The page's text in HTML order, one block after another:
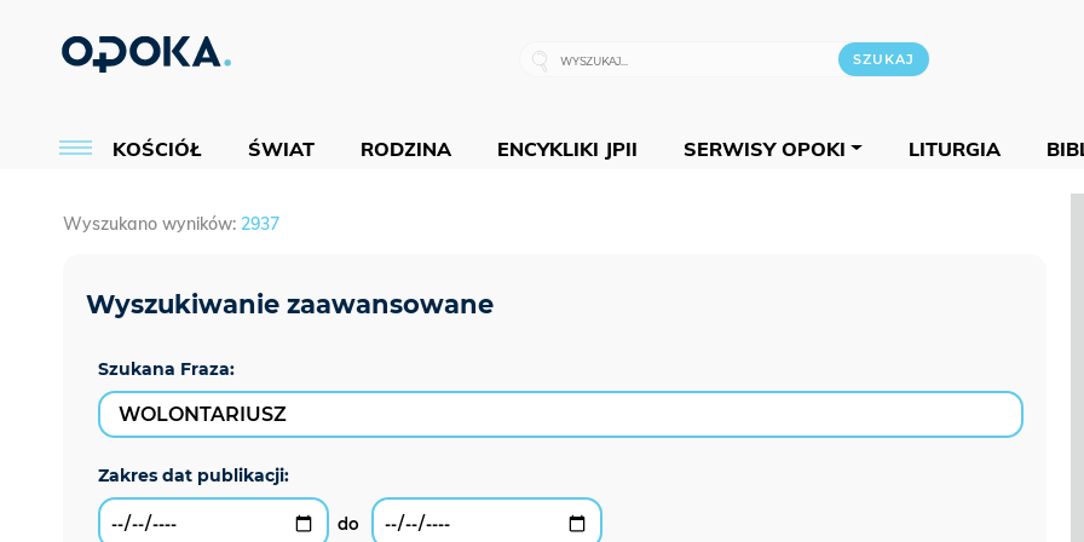
KOŚCIÓŁ ŚWIAT RODZINA ENCYKLIKI JPII SERWISY OPOKI LITURGIA
Wyszukano wyników: 2937
Szukana Fraza: